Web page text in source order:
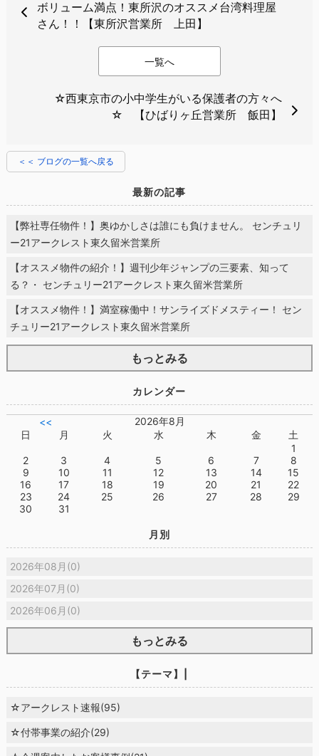
ボリューム満点！東所沢のオススメ台湾料理屋
さん！！【東所沢営業所 上田】
一覧へ
☆西東京市の小中学生がいる保護者の方々へ
☆ 【ひばりヶ丘営業所 飯田】
＜＜ ブログの一覧へ戻る
最新の記事
【弊社専任物件！】奥ゆかしさは誰にも負けません。 センチュリ
ー21アークレスト東久留米営業所
【オススメ物件の紹介！】週刊少年ジャンプの三要素、知って
る？・ センチュリー21アークレスト東久留米営業所
【オススメ物件！】満室稼働中！サンライズドメスティー！ セン
チュリー21アークレスト東久留米営業所
もっとみる
カレンダー
<<
2026年8月
日
月 火 水 木 金
土
1
2
3 4 5 6 7
8
9
10 11 12 13 14
15
16
17 18 19 20 21
22
23
24 25 26 27 28
29
30
31
月別
2026年08月(0)
2026年07月(0)
2026年06月(0)
もっとみる
【テーマ】|
☆アークレスト速報(95)
☆付帯事業の紹介(29)